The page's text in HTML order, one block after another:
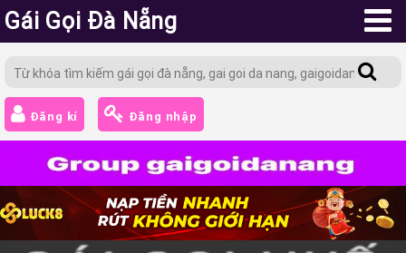
Gái Gọi Đà Nẵng
Đăng kí Đăng nhập